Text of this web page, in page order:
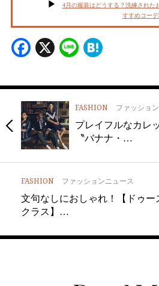
4月の服装はどうする？洗練された
すすめコーデ
Facebook
X Line
FASHION ファッショ
プレイフルなカレ
〝バナナ・…
FASHION ファッションニュース
文句なしにおしゃれ！【ドゥー
クラス】…